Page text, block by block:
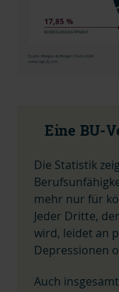
Eine BU-
Die Statistik
mehr nur für
Jeder Dritte,
wird, leidet an
Depressionen
Auch